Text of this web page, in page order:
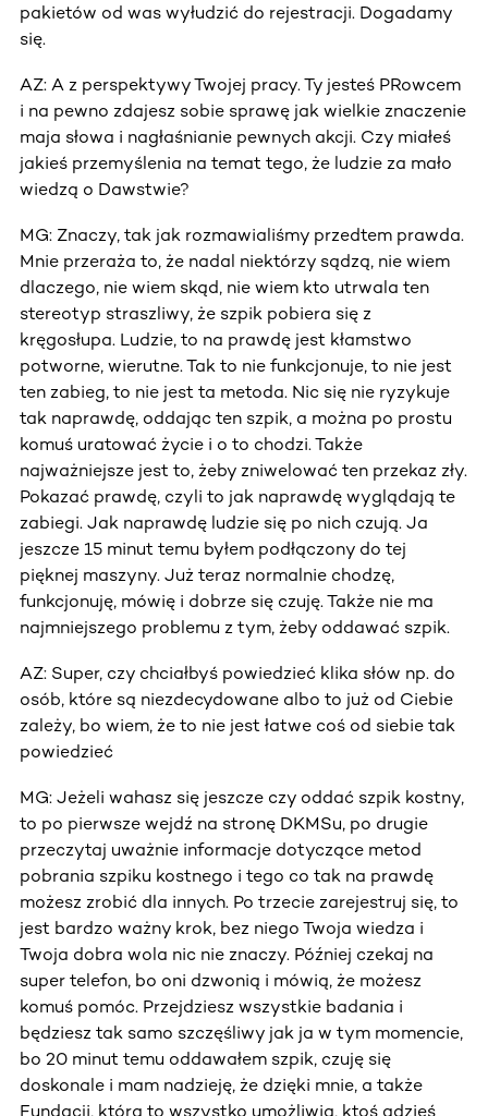
pakietów od was wyłudzić do rejestracji. Dogadamy
się.
AZ: A z perspektywy Twojej pracy. Ty jesteś PRowcem
i na pewno zdajesz sobie sprawę jak wielkie znaczenie
maja słowa i nagłaśnianie pewnych akcji. Czy miałeś
jakieś przemyślenia na temat tego, że ludzie za mało
wiedzą o Dawstwie?
MG: Znaczy, tak jak rozmawialiśmy przedtem prawda.
Mnie przeraża to, że nadal niektórzy sądzą, nie wiem
dlaczego, nie wiem skąd, nie wiem kto utrwala ten
stereotyp straszliwy, że szpik pobiera się z
kręgosłupa. Ludzie, to na prawdę jest kłamstwo
potworne, wierutne. Tak to nie funkcjonuje, to nie jest
ten zabieg, to nie jest ta metoda. Nic się nie ryzykuje
tak naprawdę, oddając ten szpik, a można po prostu
komuś uratować życie i o to chodzi. Także
najważniejsze jest to, żeby zniwelować ten przekaz zły.
Pokazać prawdę, czyli to jak naprawdę wyglądają te
zabiegi. Jak naprawdę ludzie się po nich czują. Ja
jeszcze 15 minut temu byłem podłączony do tej
pięknej maszyny. Już teraz normalnie chodzę,
funkcjonuję, mówię i dobrze się czuję. Także nie ma
najmniejszego problemu z tym, żeby oddawać szpik.
AZ: Super, czy chciałbyś powiedzieć klika słów np. do
osób, które są niezdecydowane albo to już od Ciebie
zależy, bo wiem, że to nie jest łatwe coś od siebie tak
powiedzieć
MG: Jeżeli wahasz się jeszcze czy oddać szpik kostny,
to po pierwsze wejdź na stronę DKMSu, po drugie
przeczytaj uważnie informacje dotyczące metod
pobrania szpiku kostnego i tego co tak na prawdę
możesz zrobić dla innych. Po trzecie zarejestruj się, to
jest bardzo ważny krok, bez niego Twoja wiedza i
Twoja dobra wola nic nie znaczy. Później czekaj na
super telefon, bo oni dzwonią i mówią, że możesz
komuś pomóc. Przejdziesz wszystkie badania i
będziesz tak samo szczęśliwy jak ja w tym momencie,
bo 20 minut temu oddawałem szpik, czuję się
doskonale i mam nadzieję, że dzięki mnie, a także
Fundacji, która to wszystko umożliwia, ktoś gdzieś